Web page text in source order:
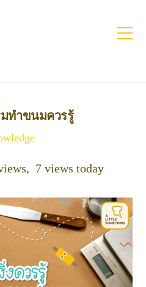
มทำขนมควรรู้
7 views today